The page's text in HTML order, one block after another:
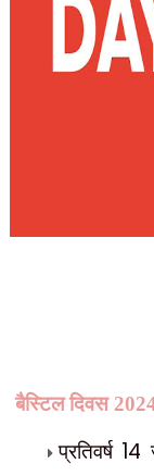
बैस्टिल दिवस 2024
प्रतिवर्ष 14